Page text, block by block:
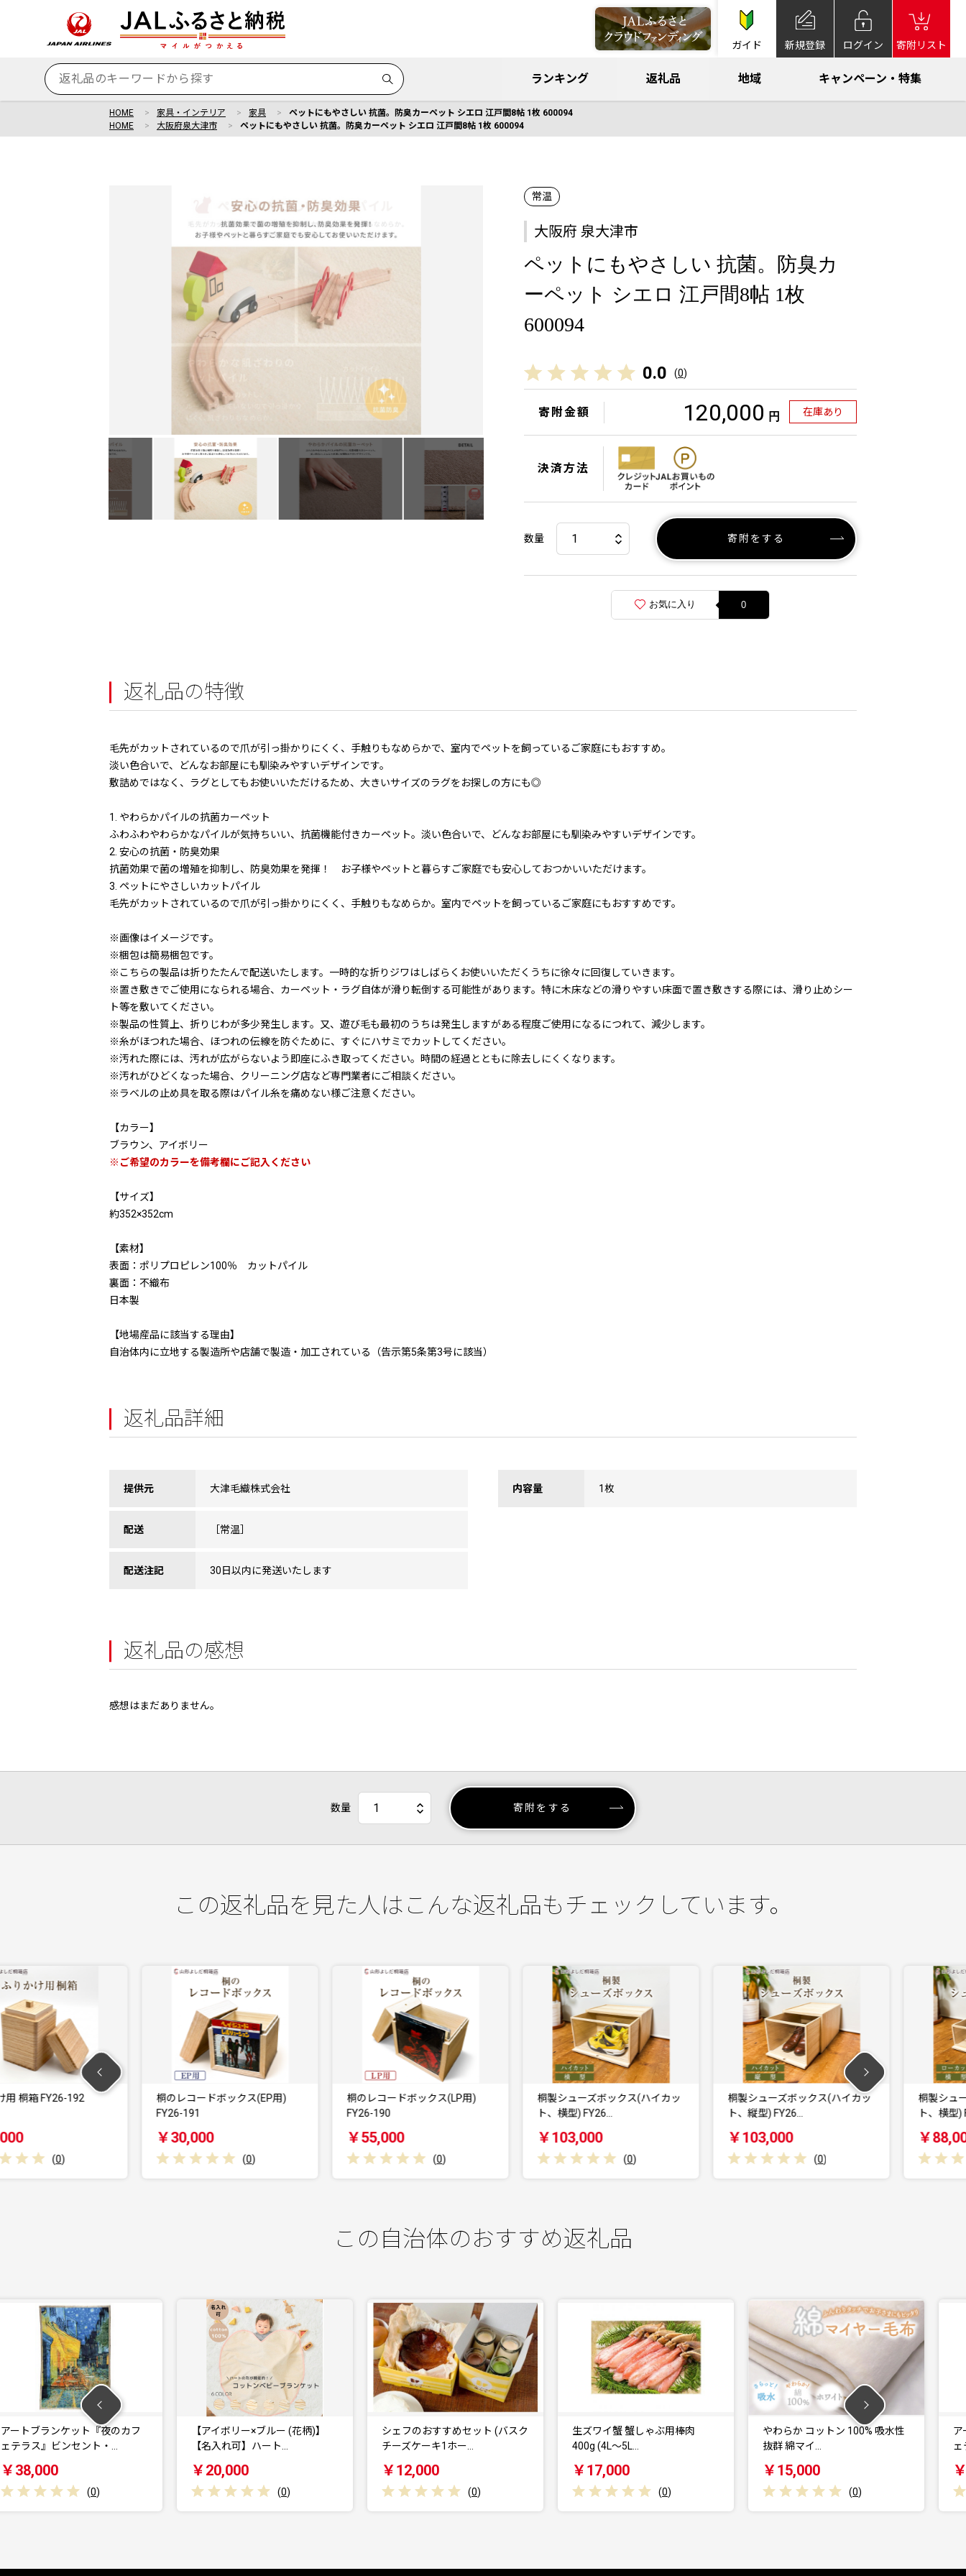
ガイド 新規登録 ログイン 寄附リスト
ランキング 返礼品 地域 キャンペーン・特集
HOME 家具・インテリア 家具
ペットにもやさしい 抗菌。防臭カーペット シエロ 江戸間8帖 1枚 600094
HOME
大阪府泉大津市 ペットにもやさしい 抗菌。防臭カーペット シエロ 江戸間8帖 1枚 600094
常温
大阪府 泉大津市
ペットにもやさしい 抗菌。防臭カ
ーペット シエロ 江戸間8帖 1枚
600094
0.0 (0)
寄附金額 120,000 円 在庫あり
決済方法
数量 寄附をする
お気に入り 0
返礼品の特徴
毛先がカットされているので爪が引っ掛かりにくく、手触りもなめらかで、室内でペットを飼っているご家庭にもおすすめ。
淡い色合いで、どんなお部屋にも馴染みやすいデザインです。
敷詰めではなく、ラグとしてもお使いいただけるため、大きいサイズのラグをお探しの方にも◎
1. やわらかパイルの抗菌カーペット
ふわふわやわらかなパイルが気持ちいい、抗菌機能付きカーペット。淡い色合いで、どんなお部屋にも馴染みやすいデザインです。
2. 安心の抗菌・防臭効果
抗菌効果で菌の増殖を抑制し、防臭効果を発揮！ お子様やペットと暮らすご家庭でも安心しておつかいいただけます。
3. ペットにやさしいカットパイル
毛先がカットされているので爪が引っ掛かりにくく、手触りもなめらか。室内でペットを飼っているご家庭にもおすすめです。
※画像はイメージです。
※梱包は簡易梱包です。
※こちらの製品は折りたたんで配送いたします。一時的な折りジワはしばらくお使いいただくうちに徐々に回復していきます。
※置き敷きでご使用になられる場合、カーペット・ラグ自体が滑り転倒する可能性があります。特に木床などの滑りやすい床面で置き敷きする際には、滑り止めシー
ト等を敷いてください。
※製品の性質上、折りじわが多少発生します。又、遊び毛も最初のうちは発生しますがある程度ご使用になるにつれて、減少します。
※糸がほつれた場合、ほつれの伝線を防ぐために、すぐにハサミでカットしてください。
※汚れた際には、汚れが広がらないよう即座にふき取ってください。時間の経過とともに除去しにくくなります。
※汚れがひどくなった場合、クリーニング店など専門業者にご相談ください。
※ラベルの止め具を取る際はパイル糸を痛めない様ご注意ください。
【カラー】
ブラウン、アイボリー
※ご希望のカラーを備考欄にご記入ください
【サイズ】
約352×352cm
【素材】
表面：ポリプロピレン100％ カットパイル
裏面：不織布
日本製
【地場産品に該当する理由】
自治体内に立地する製造所や店舗で製造・加工されている（告示第5条第3号に該当）
返礼品詳細
提供元 大津毛織株式会社
配送 ［常温］
配送注記 30日以内に発送いたします
内容量 1枚
返礼品の感想
感想はまだありません。
数量 寄附をする
この返礼品を見た人はこんな返礼品もチェックしています。
FY26-192
(0
桐のレコードボックス(EP用)
FY26-191
￥30,000
(0
桐のレコードボックス(LP用)
FY26-190
￥55,000
(0
桐製シューズボックス(ハイカッ
ト、横型) FY26…
￥103,000
(0
桐製シューズボックス(ハイカッ
ト、縦型) FY26…
￥103,000
(0
桐製シューズボ
ト、横型) FY26…
￥88,000
この自治体のおすすめ返礼品
ト『夜のカフ
ント・…
( 0)
【アイボリー×ブルー (花柄)】
【名入れ可】ハート…
( 0)
シェフのおすすめセット (バスク
チーズケーキ1ホー…
( 0)
生ズワイ蟹 蟹しゃぶ用棒肉
( 0)
やわらか コットン 100% 吸水性
( 0)
アートブランケ
ェテラス』ビン